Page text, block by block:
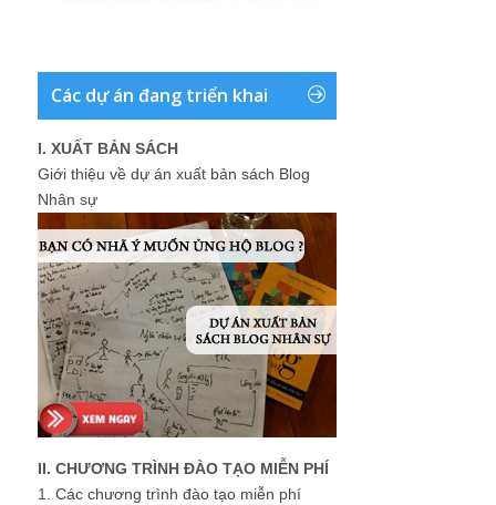
Các dự án đang triển khai
I. XUẤT BẢN SÁCH
Giới thiệu về dự án xuất bản sách Blog
Nhân sự
II. CHƯƠNG TRÌNH ĐÀO TẠO MIỄN PHÍ
1. Các chương trình đào tạo miễn phí